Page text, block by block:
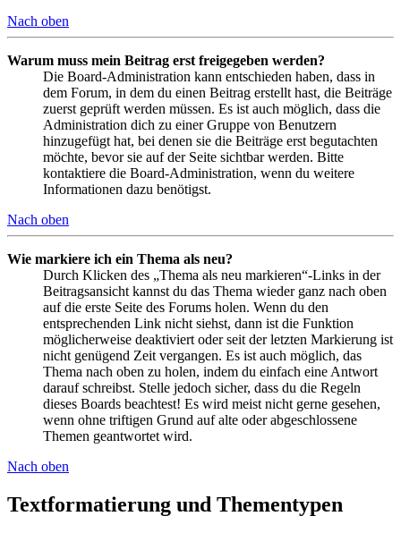
Nach oben
Warum muss mein Beitrag erst freigegeben werden?
Die Board-Administration kann entschieden haben, dass in
dem Forum, in dem du einen Beitrag erstellt hast, die Beiträge
zuerst geprüft werden müssen. Es ist auch möglich, dass die
Administration dich zu einer Gruppe von Benutzern
hinzugefügt hat, bei denen sie die Beiträge erst begutachten
möchte, bevor sie auf der Seite sichtbar werden. Bitte
kontaktiere die Board-Administration, wenn du weitere
Informationen dazu benötigst.
Nach oben
Wie markiere ich ein Thema als neu?
Durch Klicken des „Thema als neu markieren“-Links in der
Beitragsansicht kannst du das Thema wieder ganz nach oben
auf die erste Seite des Forums holen. Wenn du den
entsprechenden Link nicht siehst, dann ist die Funktion
möglicherweise deaktiviert oder seit der letzten Markierung ist
nicht genügend Zeit vergangen. Es ist auch möglich, das
Thema nach oben zu holen, indem du einfach eine Antwort
darauf schreibst. Stelle jedoch sicher, dass du die Regeln
dieses Boards beachtest! Es wird meist nicht gerne gesehen,
wenn ohne triftigen Grund auf alte oder abgeschlossene
Themen geantwortet wird.
Nach oben
Textformatierung und Thementypen